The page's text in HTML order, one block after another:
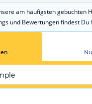
am häufigsten gebuchten
und Bewertungen findest Du